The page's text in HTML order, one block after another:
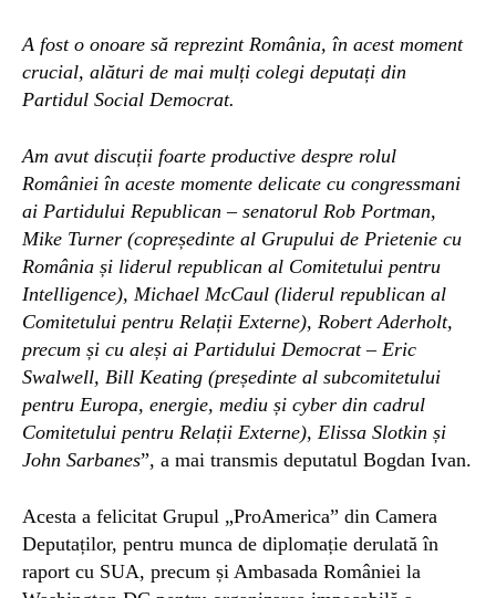
A fost o onoare să reprezint România, în acest moment
crucial, alături de mai mulți colegi deputați din
Partidul Social Democrat.
Am avut discuții foarte productive despre rolul
României în aceste momente delicate cu congressmani
ai Partidului Republican – senatorul Rob Portman,
Mike Turner (copreședinte al Grupului de Prietenie cu
România și liderul republican al Comitetului pentru
Intelligence), Michael McCaul (liderul republican al
Comitetului pentru Relații Externe), Robert Aderholt,
precum și cu aleși ai Partidului Democrat – Eric
Swalwell, Bill Keating (președinte al subcomitetului
pentru Europa, energie, mediu și cyber din cadrul
Comitetului pentru Relații Externe), Elissa Slotkin și
John Sarbanes”, a mai transmis deputatul Bogdan Ivan.
Acesta a felicitat Grupul „ProAmerica” din Camera
Deputaților, pentru munca de diplomație derulată în
raport cu SUA, precum și Ambasada României la